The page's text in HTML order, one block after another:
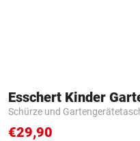
Schürze und
€29,90